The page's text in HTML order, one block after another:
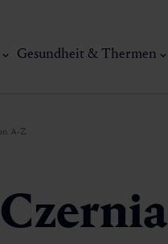
Gesundheit & Thermen
A-Z